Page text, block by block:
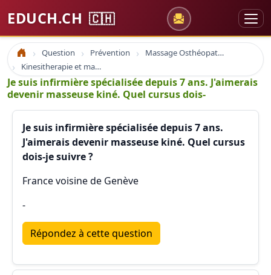
EDUCH.CH 🇨🇭
Accueil Question Prévention
Massage Osthéopathie Kinésiologie
Kinesitherapie et massage
Je suis infirmière spécialisée depuis 7 ans. J'aimerais
devenir masseuse kiné. Quel cursus dois-
Je suis infirmière spécialisée depuis 7 ans.
J'aimerais devenir masseuse kiné. Quel cursus
dois-je suivre ?
France voisine de Genève
-
Répondez à cette question